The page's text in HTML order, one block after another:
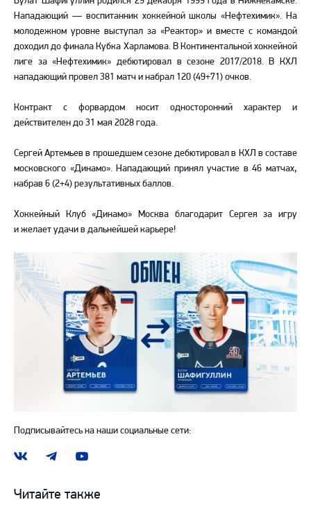
Нападающий — воспитанник хоккейной школы «Нефтехимик». На
молодежном уровне выступал за «Реактор» и вместе с командой
доходил до финала Кубка Харламова. В Континентальной хоккейной
лиге за «Нефтехимик» дебютировал в сезоне 2017/2018. В КХЛ
нападающий провел 381 матч и набрал 120 (49+71) очков.
Контракт с форвардом носит односторонний характер и
действителен до 31 мая 2028 года.
Сергей Артемьев в прошедшем сезоне дебютировал в КХЛ в составе
московского «Динамо». Нападающий принял участие в 46 матчах,
набрав 6 (2+4) результативных баллов.
Хоккейный Клуб «Динамо» Москва благодарит Сергея за игру
и желает удачи в дальнейшей карьере!
Подписывайтесь на наши социальные сети:
Наша
ВКонтакте
Наш
в
Telegram
Наш
YouTube
Читайте также